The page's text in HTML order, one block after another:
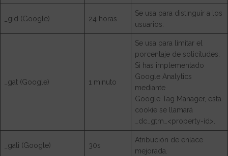
_gid (Google) 24 horas
Se usa para distinguir a los
usuarios.
_gat (Google) 1 minuto
Se usa para limitar el
porcentaje de solicitudes.
Si has implementado
Google Analytics
mediante
Google Tag Manager, esta
cookie se llamará
_dc_gtm_<property-id>.
_gali (Google) 30s
Atribución de enlace
mejorada.